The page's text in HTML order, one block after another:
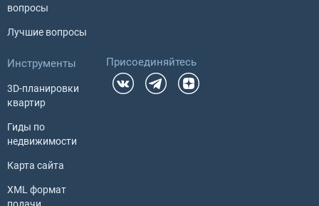
вопросы
Лучшие вопросы
Инструменты
3D-планировки
квартир
Гиды по
недвижимости
Карта сайта
XML формат
Присоединяйтесь